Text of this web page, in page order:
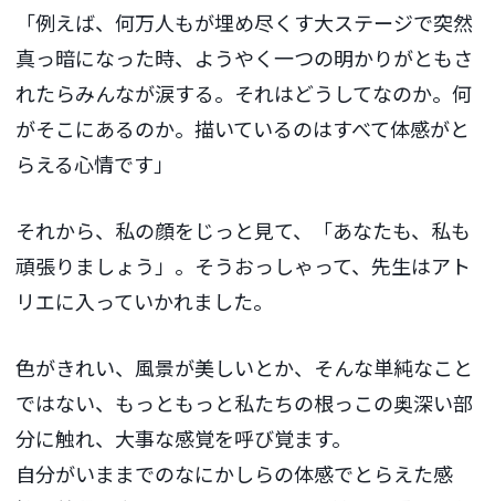
「例えば、何万人もが埋め尽くす大ステージで突然
真っ暗になった時、ようやく一つの明かりがともさ
れたらみんなが涙する。それはどうしてなのか。何
がそこにあるのか。描いているのはすべて体感がと
らえる心情です」
それから、私の顔をじっと見て、「あなたも、私も
頑張りましょう」。そうおっしゃって、先生はアト
リエに入っていかれました。
色がきれい、風景が美しいとか、そんな単純なこと
ではない、もっともっと私たちの根っこの奥深い部
分に触れ、大事な感覚を呼び覚ます。
自分がいままでのなにかしらの体感でとらえた感